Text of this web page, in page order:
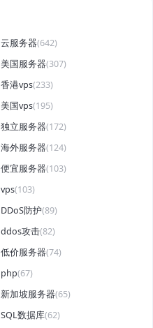
云服务器(642)
美国服务器(307)
香港vps(233)
美国vps(195)
独立服务器(172)
海外服务器(124)
便宜服务器(103)
vps(103)
DDoS防护(89)
ddos攻击(82)
低价服务器(74)
php(67)
新加坡服务器(65)
SQL数据库(62)